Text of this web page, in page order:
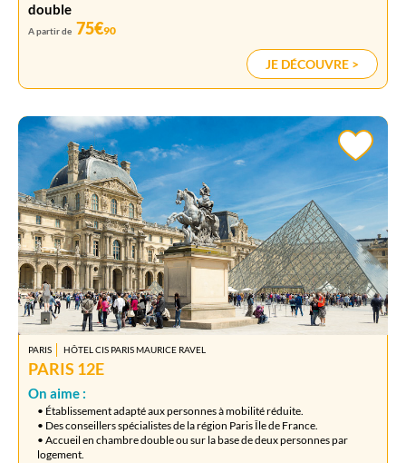
double
A partir de 75€90
JE DÉCOUVRE >
PARIS HÔTEL CIS PARIS MAURICE RAVEL
PARIS 12E
On aime :
• Établissement adapté aux personnes à mobilité réduite.
• Des conseillers spécialistes de la région Paris Île de France.
• Accueil en chambre double ou sur la base de deux personnes par
logement.